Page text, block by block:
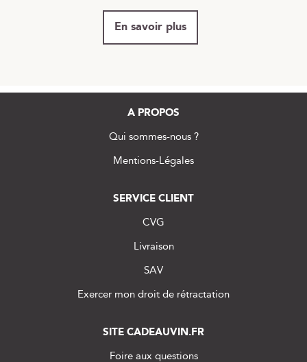
En savoir plus
A PROPOS
Qui sommes-nous ?
Mentions-Légales
SERVICE CLIENT
CVG
Livraison
SAV
Exercer mon droit de rétractation
SITE CADEAUVIN.FR
Foire aux questions